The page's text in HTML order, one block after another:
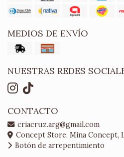
MEDIOS DE ENVÍO
NUESTRAS REDES
CONTACTO
criacruz.arg@gmail.com
Concept Store, Mina Concept,
Botón de arrepentimiento